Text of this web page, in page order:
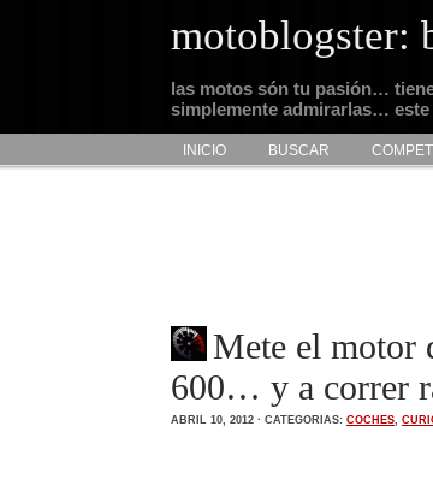
motoblogster:
las motos són tu pasión…
simplemente admirarlas…
INICIO BUSCAR
Mete el motor
600… y a correr
ABRIL 10, 2012 · CATEGORIAS: COCHES,